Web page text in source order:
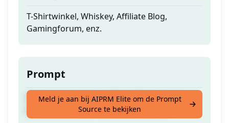
T-Shirtwinkel, Whiskey, Affiliate Blog,
Gamingforum, enz.
Prompt
Maak een website-indeling (Sitemap) op
basis van slechts 1 of 2 trefwoorden.
Meld je aan bij AIPRM Elite om de Prompt
Source te bekijken